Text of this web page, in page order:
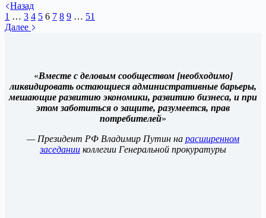
Назад
1 … 3 4 5 6 7 8 9 … 51
Далее
«Вместе с деловым сообществом [необходимо]
ликвидировать остающиеся административные барьеры,
мешающие развитию экономики, развитию бизнеса, и при
этом заботиться о защите, разумеется, прав
потребителей»
— Президент РФ Владимир Путин на расширенном
заседании коллегии Генеральной прокуратуры